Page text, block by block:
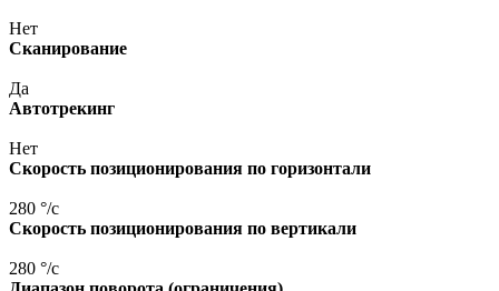
Нет
Сканирование
Да
Автотрекинг
Нет
Скорость позиционирования по горизонтали
280 °/с
Скорость позиционирования по вертикали
280 °/с